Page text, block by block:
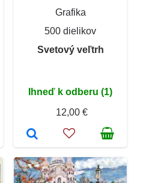
Grafika
500 dielikov
Svetový veľtrh
Ihneď k odberu (1)
12,00 €